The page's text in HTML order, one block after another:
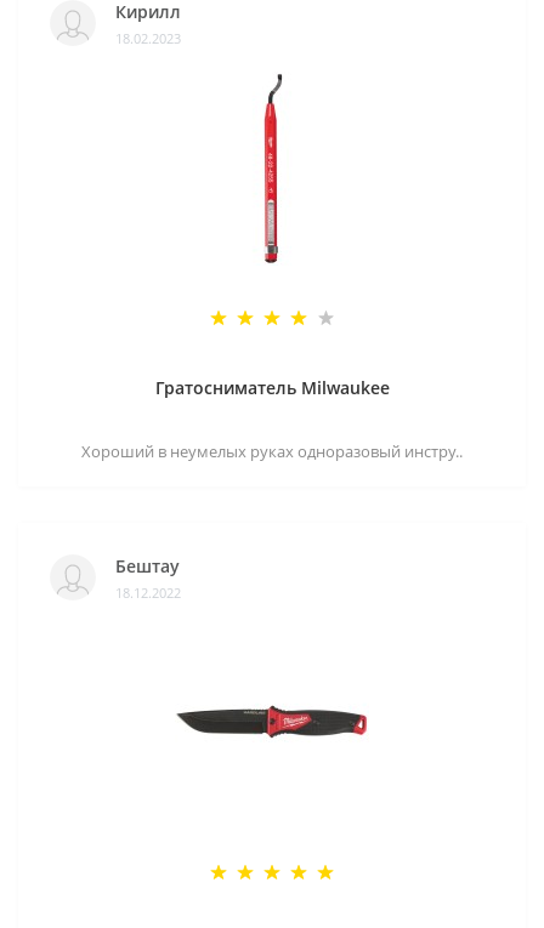
Кирилл
18.02.2023
Гратосниматель Milwaukee
Хороший в неумелых руках одноразовый инстру..
Бештау
18.12.2022